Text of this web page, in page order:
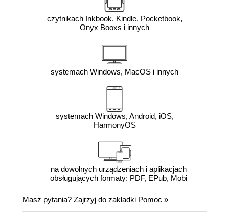
czytnikach Inkbook, Kindle, Pocketbook,
Onyx Booxs i innych
systemach Windows, MacOS i innych
systemach Windows, Android, iOS,
HarmonyOS
na dowolnych urządzeniach i aplikacjach
obsługujących formaty: PDF, EPub, Mobi
Masz pytania? Zajrzyj do zakładki Pomoc »